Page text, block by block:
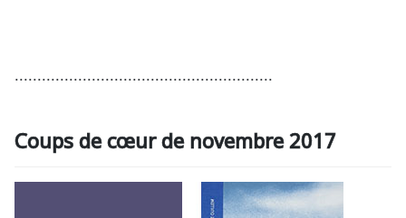
.........................................................
Coups de cœur de novembre 2017